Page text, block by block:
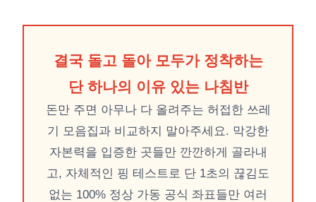
결국 돌고 돌아 모두가 정착하는
단 하나의 이유 있는 나침반
돈만 주면 아무나 다 올려주는 허접한 쓰레
기 모음집과 비교하지 말아주세요. 막강한
자본력을 입증한 곳들만 깐깐하게 골라내
고, 자체적인 핑 테스트로 단 1초의 끊김도
없는 100% 정상 가동 공식 좌표들만 여러